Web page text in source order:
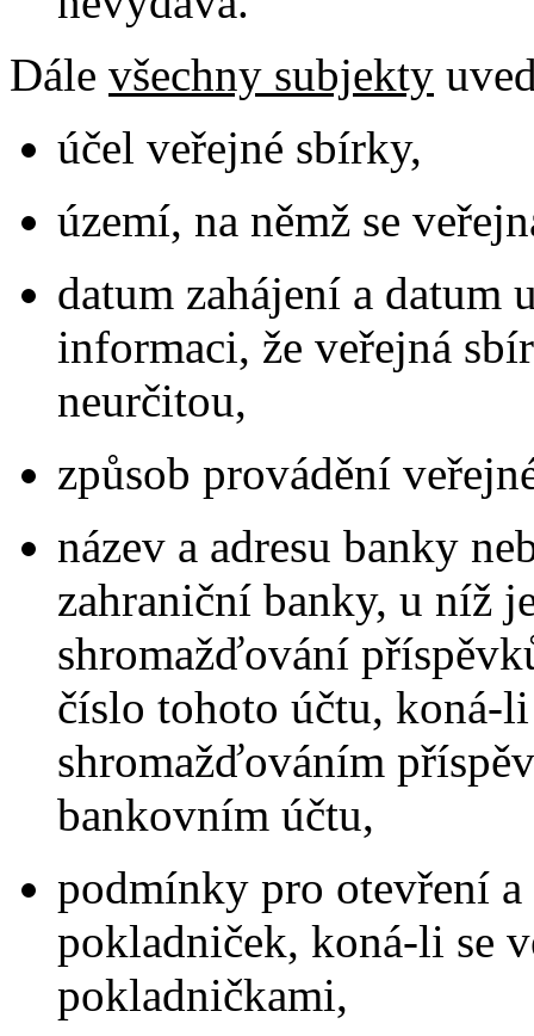
Dále všechny subjekty
účel veřejné sbírky,
území, na němž se
datum zahájení a datum
informaci, že veřejná
neurčitou,
způsob provádění
název a adresu banky
zahraniční banky, u níž
shromažďování
číslo tohoto účtu, koná-
shromažďováním
bankovním účtu,
podmínky pro otevření a
pokladniček, koná-li se
pokladničkami,